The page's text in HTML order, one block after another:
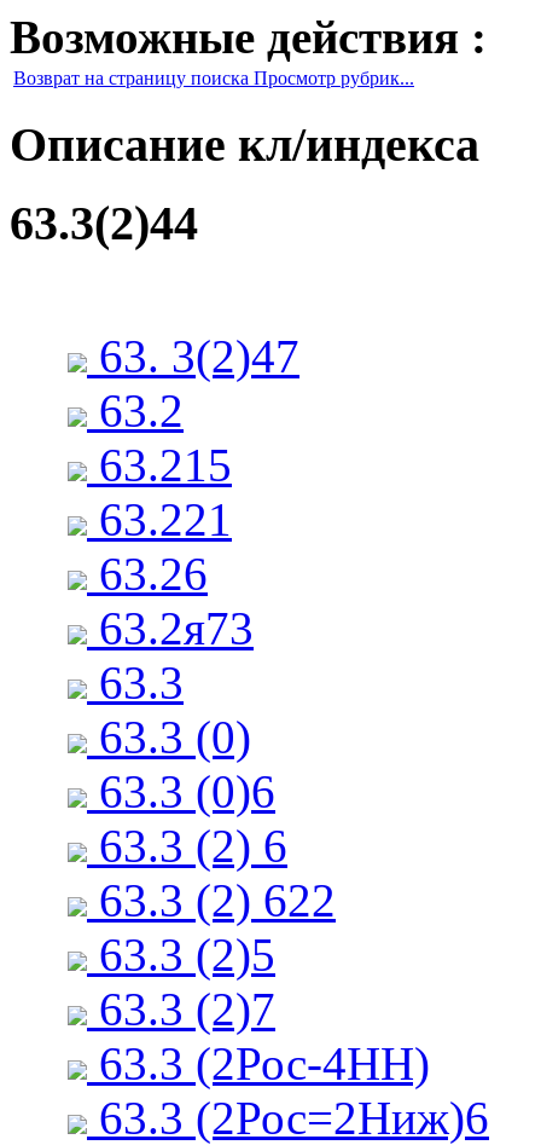
Возможные действия :
Возврат на страницу поиска Просмотр рубрик...
Описание кл/индекса
63.3(2)44
63. 3(2)47
63.2
63.215
63.221
63.26
63.2я73
63.3
63.3 (0)
63.3 (0)6
63.3 (2) 6
63.3 (2) 622
63.3 (2)5
63.3 (2)7
63.3 (2Рос-4НН)
63.3 (2Рос=2Ниж)6